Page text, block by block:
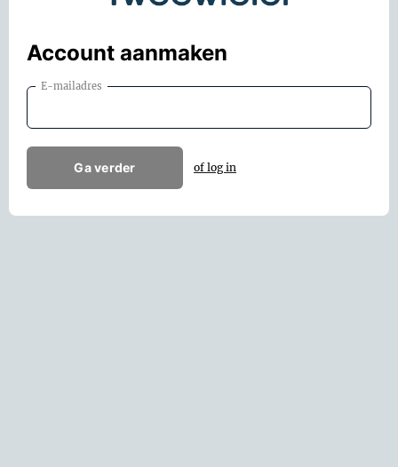
Account aanmaken
E-mailadres
Ga verder of log in